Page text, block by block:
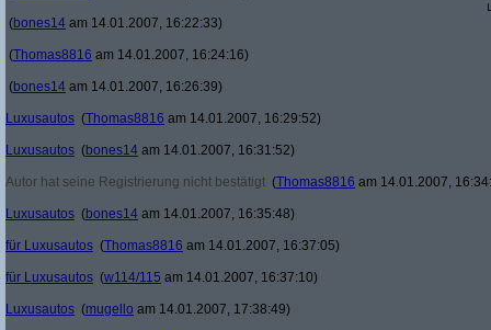
(bones14 am 14.01.2007, 16:22:33)
(Thomas8816 am 14.01.2007, 16:24:16)
(bones14 am 14.01.2007, 16:26:39)
Luxusautos (Thomas8816 am 14.01.2007, 16:29:52)
Luxusautos (bones14 am 14.01.2007, 16:31:52)
Autor hat seine Registrierung nicht bestätigt (Thomas8816 am 14.01.2007,
Luxusautos (bones14 am 14.01.2007, 16:35:48)
für Luxusautos (Thomas8816 am 14.01.2007, 16:37:05)
für Luxusautos (w114/115 am 14.01.2007, 16:37:10)
Luxusautos (mugello am 14.01.2007, 17:38:49)